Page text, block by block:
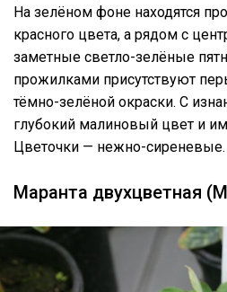
На зелёном фоне находятся
красного цвета, а рядом с
заметные светло-зелёные
прожилками присутствуют
тёмно-зелёной окраски. С
глубокий малиновый цвет и
Цветочки — нежно-сиреневые.
Маранта двухцветная